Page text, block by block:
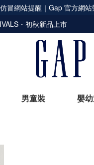
冒網站提醒｜Gap 官方網站
・初秋新品上市
男童裝 嬰